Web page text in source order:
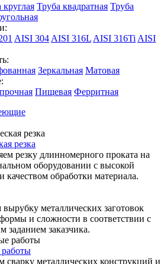
круглая Труба квадратная Труба
AISI 304 AISI 316L AISI 316Ti AISI
Зеркальная Матовая
Пищевая Ферритная
резка
резку длинномерного проката на
оборудовании с высокой
качеством обработки материала.
металлических заготовок
и сложности в соответствии с
заданием заказчика.
сварку металлических конструкций и